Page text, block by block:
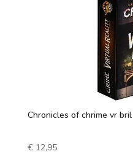
90-120 minuten
120+ minuten
Aantal spelers
Chronicles of chrime vr bril
€12,95